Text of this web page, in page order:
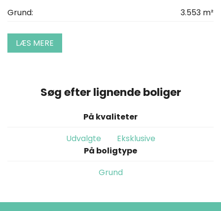
Grund: 3.553 m²
LÆS MERE
Søg efter lignende boliger
På kvaliteter
Udvalgte
Eksklusive
På boligtype
Grund